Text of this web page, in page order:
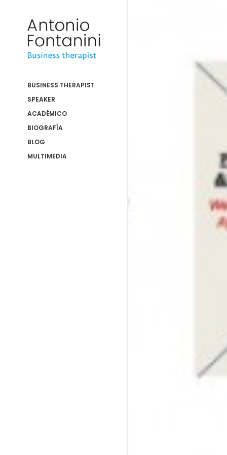
BUSINESS THERAPIST
SPEAKER
ACADÉMICO
BIOGRAFÍA
BLOG
MULTIMEDIA